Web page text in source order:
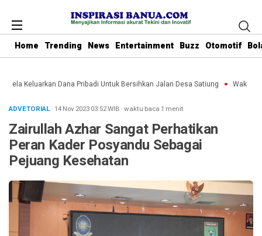
Home Trending News Entertainment Buzz Otomotif
Keluarkan Dana Pribadi Untuk Bersihkan Jalan Desa Satiung Waket
ADVETORIAL· 14 Nov 202303:52WIB ·waktu baca 1 menit
Zairullah Azhar Sangat Perhatikan
Peran Kader Posyandu Sebagai
Pejuang Kesehatan